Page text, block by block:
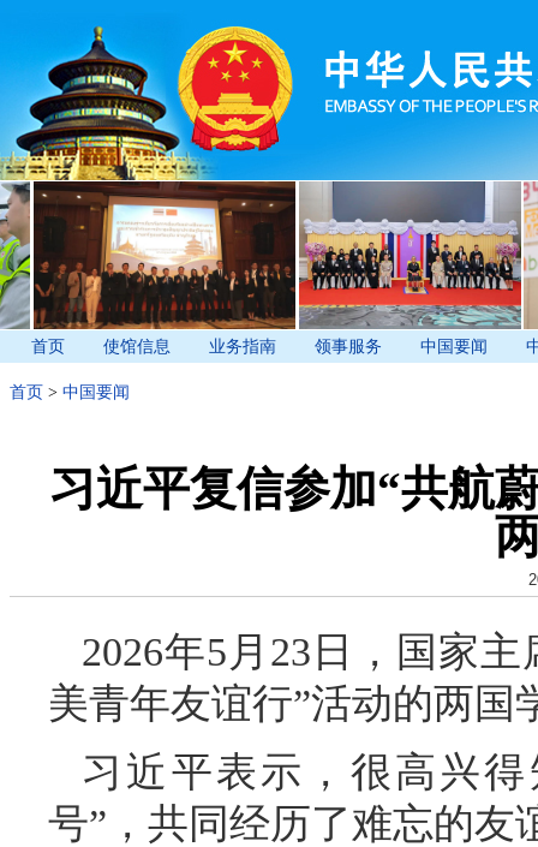
首页 使馆信息 业务指南 领事服务 中国要闻
首页 > 中国要闻
习近平复信参加“共航
2026年5月23日，国家
美青年友谊行”活动的两国
习近平表示，很高兴
号”，共同经历了难忘的友